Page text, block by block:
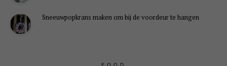
Sneeuwpopkrans maken om bij de voordeur te hangen
FOOD